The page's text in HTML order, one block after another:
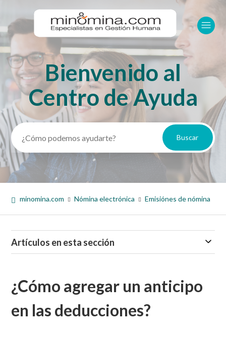
BúsquedaBienvenido al
Centro de Ayuda
minomina.com Nómina electrónica Emisiónes de nómina
Artículos en esta sección
¿Cómo agregar un anticipo
en las deducciones?